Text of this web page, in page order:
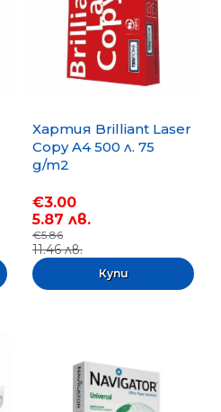
Хартия Brilliant Laser
Copy A4 500 л. 75
g/m2
€3.00
5.87 лв.
€5.86
11.46 лв.